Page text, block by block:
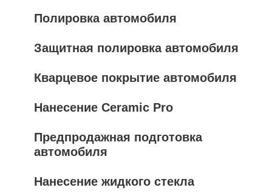
Полировка автомобиля
Защитная полировка автомобиля
Кварцевое покрытие автомобиля
Нанесение Ceramic Pro
Предпродажная подготовка
автомобиля
Нанесение жидкого стекла